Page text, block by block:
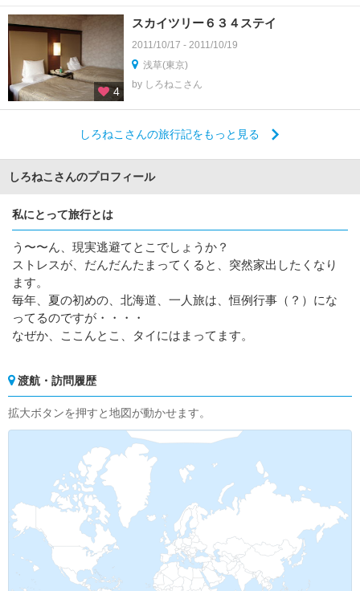
4
スカイツリー６３４ステイ
2011/10/17 - 2011/10/19
浅草(東京)
by しろねこさん
しろねこさんの旅行記をもっと見る
しろねこさんのプロフィール
私にとって旅行とは
う〜〜ん、現実逃避てとこでしょうか？
ストレスが、だんだんたまってくると、突然家出したくなり
ます。
毎年、夏の初めの、北海道、一人旅は、恒例行事（？）にな
ってるのですが・・・・
なぜか、ここんとこ、タイにはまってます。
渡航・訪問履歴
拡大ボタンを押すと地図が動かせます。